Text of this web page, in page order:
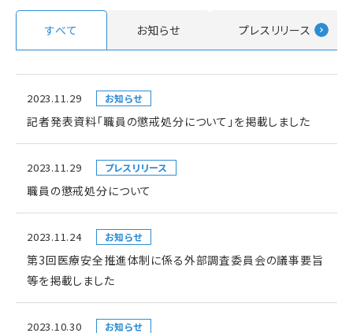
すべて お知らせ プレスリリース
2023.11.29 お知らせ
記者発表資料「職員の懲戒処分について」を掲載しました
2023.11.29 プレスリリース
職員の懲戒処分について
2023.11.24 お知らせ
第3回医療安全推進体制に係る外部調査委員会の議事要旨
等を掲載しました
2023.10.30 お知らせ